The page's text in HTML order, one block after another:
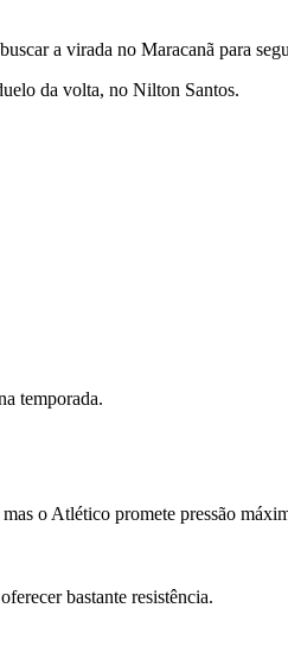
a virada no Maracanã para
da volta, no Nilton Santos.
temporada.
o Atlético promete pressão
bastante resistência.